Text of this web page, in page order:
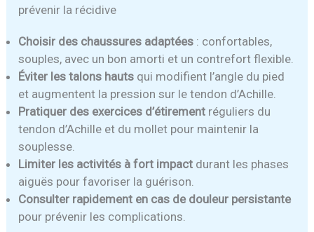
prévenir la récidive
Choisir des chaussures adaptées : confortables,
souples, avec un bon amorti et un contrefort flexible.
Éviter les talons hauts qui modifient l’angle du pied
et augmentent la pression sur le tendon d’Achille.
Pratiquer des exercices d’étirement réguliers du
tendon d’Achille et du mollet pour maintenir la
souplesse.
Limiter les activités à fort impact durant les phases
aiguës pour favoriser la guérison.
Consulter rapidement en cas de douleur persistante
pour prévenir les complications.